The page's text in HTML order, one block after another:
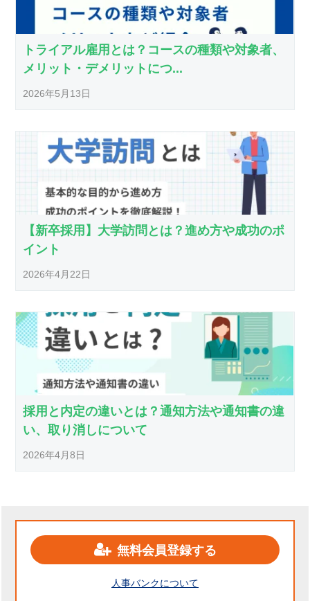
トライアル雇用とは？コースの種類や対象者、
メリット・デメリットにつ...
2026年5月13日
【新卒採用】大学訪問とは？進め方や成功のポ
イント
2026年4月22日
採用と内定の違いとは？通知方法や通知書の違
い、取り消しについて
2026年4月8日
無料会員登録する
人事バンクについて